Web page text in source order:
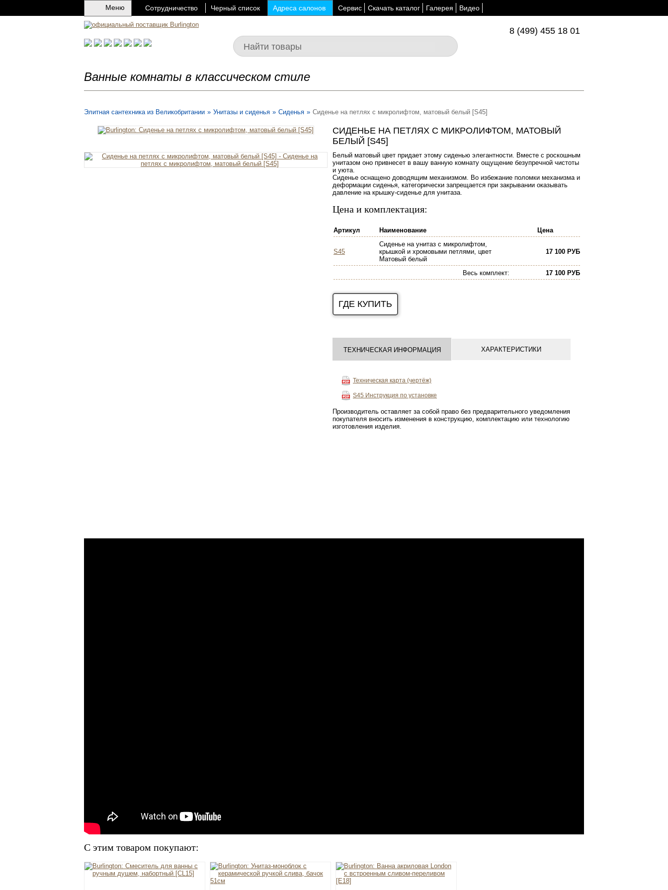
Сотрудничество Черный список Адреса салонов Сервис Скачать каталог Галерея Видео
8 (499) 455 18 01
Меню
Ванные комнаты в классическом стиле
Элитная сантехника из Великобритании » Унитазы и сиденья » Сиденья » Сиденье на петлях с микролифтом, матовый белый [S45]
СИДЕНЬЕ НА ПЕТЛЯХ С МИКРОЛИФТОМ, МАТОВЫЙ
БЕЛЫЙ [S45]
Белый матовый цвет придает этому сиденью элегантности. Вместе с роскошным
унитазом оно привнесет в вашу ванную комнату ощущение безупречной чистоты
и уюта.
Сиденье оснащено доводящим механизмом. Во избежание поломки механизма и
деформации сиденья, категорически запрещается при закрывании оказывать
давление на крышку-сиденье для унитаза.
Цена и комплектация:
Артикул Наименование Цена
S45
Сиденье на унитаз с микролифтом,
крышкой и хромовыми петлями, цвет
Матовый белый
17 100 РУБ
Весь комплект: 17 100 РУБ
ГДЕ КУПИТЬ
ТЕХНИЧЕСКАЯ ИНФОРМАЦИЯ
Техническая карта (чертёж)
S45 Инструкция по установке
Производитель оставляет за собой право без предварительного уведомления
покупателя вносить изменения в конструкцию, комплектацию или технологию
изготовления изделия.
ХАРАКТЕРИСТИКИ
С этим товаром покупают: